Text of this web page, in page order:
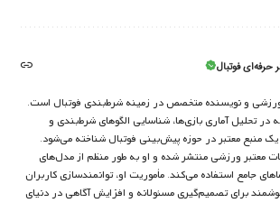
حرفه‌ای فوتبال
و نویسنده متخصص در زمینه شرط‌بندی فوتبال است.
۱۵ سال تجربه در تحلیل آماری بازی‌ها، شناسایی الگوهای شرط‌بندی و
منبع معتبر در حوزه پیش‌بینی فوتبال شناخته می‌شود.
معتبر ورزشی منتشر شده و او به طور منظم از مدل‌های
جامع استفاده می‌کند. مأموریت او، توانمندسازی کاربران
برای تصمیم‌گیری مسئولانه و افزایش آگاهی در دنیای